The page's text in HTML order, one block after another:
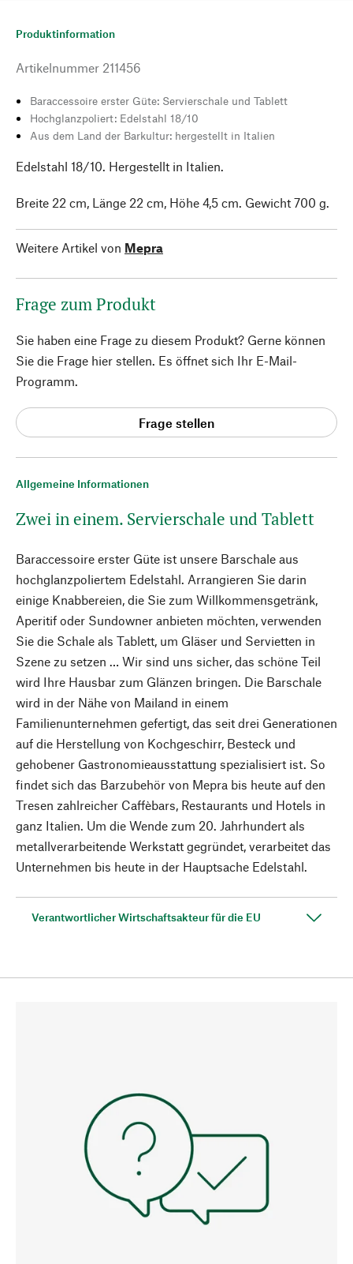
Allgemeine Informationen
Zwei in einem. Servierschale und Tablett
Baraccessoire erster Güte ist unsere Barschale aus
hochglanzpoliertem Edelstahl. Arrangieren Sie darin
einige Knabbereien, die Sie zum Willkommensgetränk,
Aperitif oder Sundowner anbieten möchten, verwenden
Sie die Schale als Tablett, um Gläser und Servietten in
Szene zu setzen … Wir sind uns sicher, das schöne Teil
wird Ihre Hausbar zum Glänzen bringen. Die Barschale
wird in der Nähe von Mailand in einem
Familienunternehmen gefertigt, das seit drei Generationen
auf die Herstellung von Kochgeschirr, Besteck und
gehobener Gastronomieausstattung spezialisiert ist. So
findet sich das Barzubehör von Mepra bis heute auf den
Tresen zahlreicher Caffèbars, Restaurants und Hotels in
ganz Italien. Um die Wende zum 20. Jahrhundert als
metallverarbeitende Werkstatt gegründet, verarbeitet das
Unternehmen bis heute in der Hauptsache Edelstahl.
Verantwortlicher Wirtschaftsakteur für die EU
Produktinformation
Artikelnummer 211456
Baraccessoire erster Güte: Servierschale und Tablett
Hochglanzpoliert: Edelstahl 18/10
Aus dem Land der Barkultur: hergestellt in Italien
Edelstahl 18/10. Hergestellt in Italien.
Breite 22 cm, Länge 22 cm, Höhe 4,5 cm. Gewicht 700 g.
Weitere Artikel von Mepra
Frage zum Produkt
Sie haben eine Frage zu diesem Produkt? Gerne können
Sie die Frage hier stellen. Es öffnet sich Ihr E-Mail-
Programm.
Frage stellen